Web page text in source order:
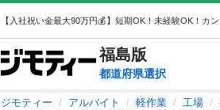
福島版
都道府県選択
ジモティー アルバイト 軽作業 工場